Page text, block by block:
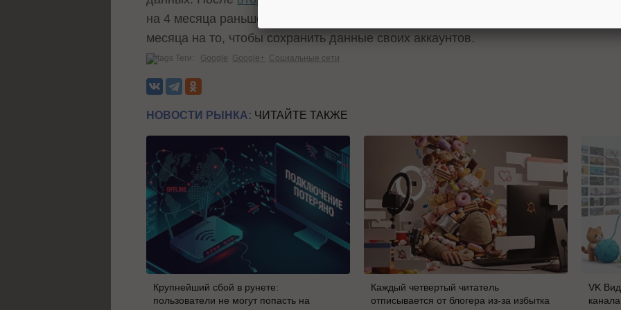
на 4 месяца раньше. Точную дату компания
в конце января 2019, у
месяца на то, чтобы сохранить данные своих аккаунтов.
Теги: Google Google+ Социальные сети
НОВОСТИ РЫНКА: ЧИТАЙТЕ ТАКЖЕ
Крупнейший сбой в рунете:
пользователи не могут попасть на
Каждый четвертый читатель
отписывается от блогера из-за избытка
VK